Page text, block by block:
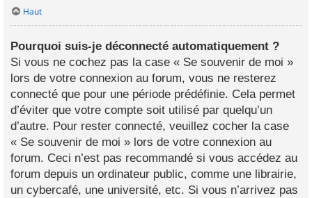
Haut
Pourquoi suis-je déconnecté automatiquement ?
Si vous ne cochez pas la case « Se souvenir de moi »
lors de votre connexion au forum, vous ne resterez
connecté que pour une période prédéfinie. Cela permet
d’éviter que votre compte soit utilisé par quelqu’un
d’autre. Pour rester connecté, veuillez cocher la case
« Se souvenir de moi » lors de votre connexion au
forum. Ceci n’est pas recommandé si vous accédez au
forum depuis un ordinateur public, comme une librairie,
un cybercafé, une université, etc. Si vous n’arrivez pas